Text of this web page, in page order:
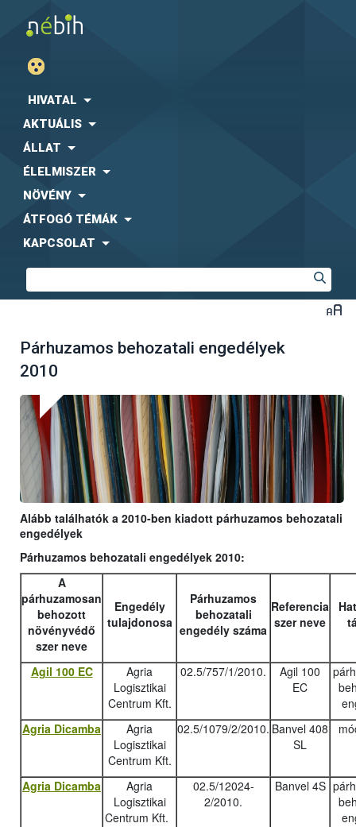
HIVATAL
AKTUÁLIS
ÁLLAT
ÉLELMISZER
NÖVÉNY
ÁTFOGÓ TÉMÁK
KAPCSOLAT
Párhuzamos behozatali engedélyek
2010
Alább találhatók a 2010-ben kiadott párhuzamos behozatali
engedélyek
Párhuzamos behozatali engedélyek 2010:
A
párhuzamosan
behozott
növényvédő
szer neve
Engedély
tulajdonosa
Párhuzamos
behozatali
engedély száma
Referencia
szer neve
Agil 100 EC
Agria
Logisztikai
Centrum Kft.
02.5/757/1/2010.
Agil 100
EC
Agria Dicamba
Agria
Logisztikai
Centrum Kft.
02.5/1079/2/2010. Banvel 408
SL
Agria Dicamba
Agria
Logisztikai
Centrum Kft.
02.5/12024-
2/2010.
Banvel 4S